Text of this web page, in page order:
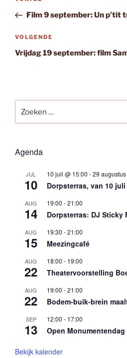
berichtFilm 9 september: Un p’tit
Volgend
bericht
VOLGENDE
Vrijdag 19 september: film
naar:
Agenda
JUL
10
10 juli @ 15:00 -29
Dorpsterras, van 10
AUG
14
19:00 -21:00
Dorpsterras: DJ Sticky
AUG
15
19:30 -21:00
Meezingcafé
AUG
22
18:00 - 19:00
Theatervoorstelling
AUG
22
19:00 -21:00
Bodem-buik-brein
SEP
13
12:00 - 17:00
Open Monumentendag
Bekijk kalender